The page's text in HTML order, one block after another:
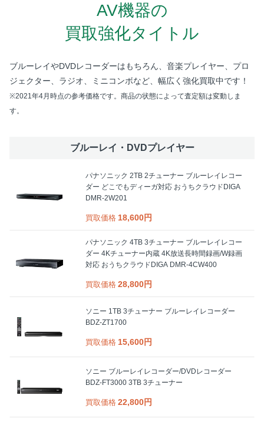
AV機器の
買取強化タイトル
ブルーレイやDVDレコーダーはもちろん、 音楽プレイヤー、プロ
ジェクター、ラジオ、ミニコンボなど、幅広く強化買取中です！
※2021年4月時点の参考価格です。商品の状態によって査定額は変動しま
す。
ブルーレイ・DVDプレイヤー
パナソニック 2TB 2チューナー ブルーレイレコー
ダー どこでもディーガ対応 おうちクラウドDIGA
DMR-2W201
買取価格 18,600円
パナソニック 4TB 3チューナー ブルーレイレコー
ダー 4Kチューナー内蔵 4K放送長時間録画/W録画
対応 おうちクラウドDIGA DMR-4CW400
買取価格 28,800円
ソニー 1TB 3チューナー ブルーレイレコーダー
BDZ-ZT1700
買取価格 15,600円
ソニー ブルーレイレコーダー/DVDレコーダー
BDZ-FT3000 3TB 3チューナー
買取価格 22,800円